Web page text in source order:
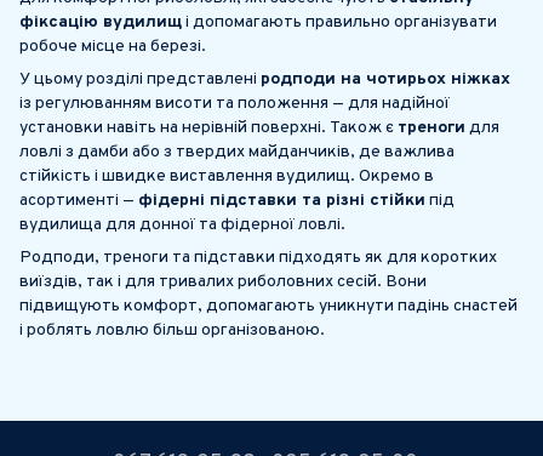
фіксацію вудилищі допомагають правильно організувати
робоче місце на березі.
У цьому розділі представлені родподи на чотирьох ніжках
із регулюванням висоти та положення — для надійної
установки навіть на нерівній поверхні. Також є треноги для
ловлі з дамби або з твердих майданчиків, де важлива
стійкість і швидке виставлення вудилищ. Окремо в
асортименті — фідерні підставки та різні стійки під
вудилища для донної та фідерної ловлі.
Родподи, треноги та підставки підходять як для коротких
виїздів, так і для тривалих риболовних сесій. Вони
підвищують комфорт, допомагають уникнути падінь снастей
і роблять ловлю більш організованою.